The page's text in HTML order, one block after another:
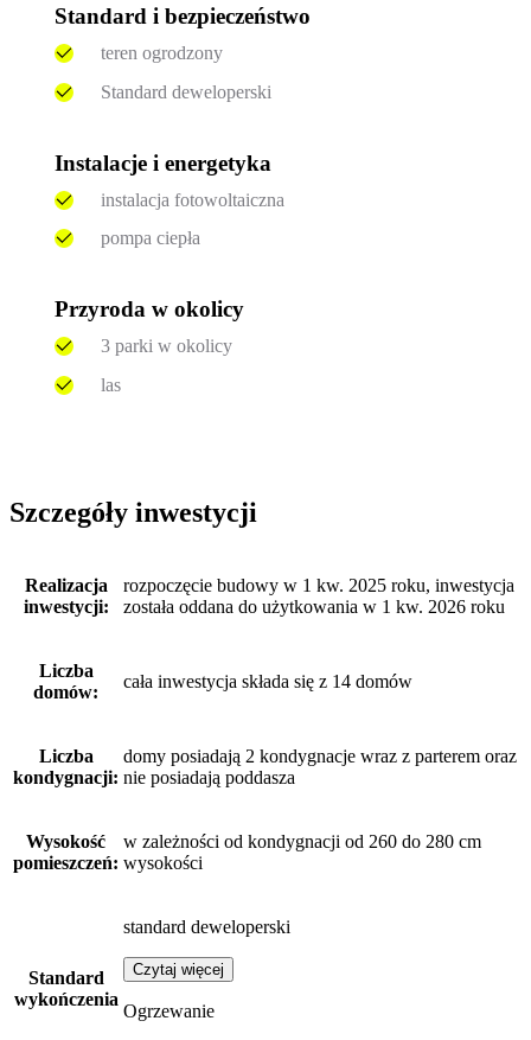
Standard i bezpieczeństwo
teren ogrodzony
Standard deweloperski
Instalacje i energetyka
instalacja fotowoltaiczna
pompa ciepła
Przyroda w okolicy
3 parki w okolicy
las
Szczegóły inwestycji
Realizacja
inwestycji:
rozpoczęcie budowy w 1 kw. 2025 roku, inwestycja
została oddana do użytkowania w 1 kw. 2026 roku
Liczba
domów:
cała inwestycja składa się z 14 domów
Liczba
kondygnacji:
domy posiadają 2 kondygnacje wraz z parterem oraz
nie posiadają poddasza
Wysokość
pomieszczeń:
w zależności od kondygnacji od 260 do 280 cm
wysokości
Standard
wykończenia
standard deweloperski
Czytaj więcej
Ogrzewanie